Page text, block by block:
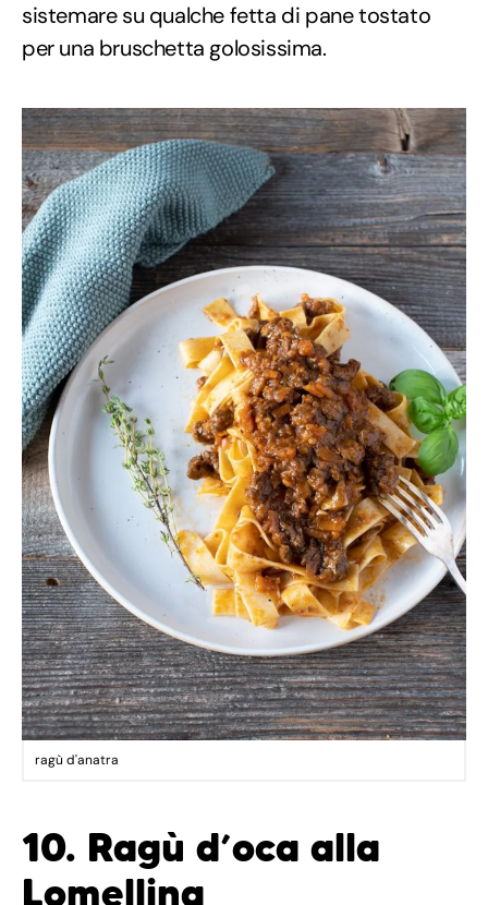
sistemare su qualche fetta di pane tostato
per una bruschetta golosissima.
ragù d'anatra
10. Ragù d’oca alla
Lomellina